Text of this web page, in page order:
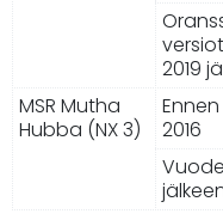
2019
MSR Mutha
Hubba (NX 3)
2016